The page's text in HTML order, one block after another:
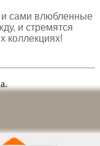
и сами влюбленные
и стремятся
коллекциях!